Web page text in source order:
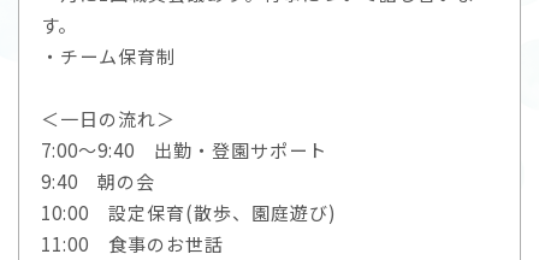
す。
・チーム保育制
＜一日の流れ＞
7:00～9:40 出勤・登園サポート
9:40 朝の会
10:00 設定保育(散歩、園庭遊び)
11:00 食事のお世話